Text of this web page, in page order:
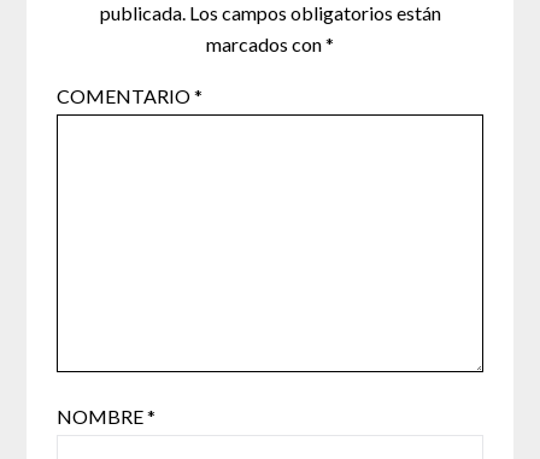
publicada. Los campos obligatorios están
marcados con*
COMENTARIO*
NOMBRE*